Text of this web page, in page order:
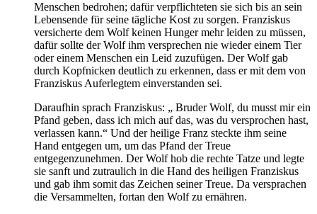
Menschen bedrohen; dafür verpflichteten sie sich bis an sein
Lebensende für seine tägliche Kost zu sorgen. Franziskus
versicherte dem Wolf keinen Hunger mehr leiden zu müssen,
dafür sollte der Wolf ihm versprechen nie wieder einem Tier
oder einem Menschen ein Leid zuzufügen. Der Wolf gab
durch Kopfnicken deutlich zu erkennen, dass er mit dem von
Franziskus Auferlegtem einverstanden sei.
Daraufhin sprach Franziskus: „ Bruder Wolf, du musst mir ein
Pfand geben, dass ich mich auf das, was du versprochen hast,
verlassen kann.“ Und der heilige Franz steckte ihm seine
Hand entgegen um, um das Pfand der Treue
entgegenzunehmen. Der Wolf hob die rechte Tatze und legte
sie sanft und zutraulich in die Hand des heiligen Franziskus
und gab ihm somit das Zeichen seiner Treue. Da versprachen
die Versammelten, fortan den Wolf zu ernähren.